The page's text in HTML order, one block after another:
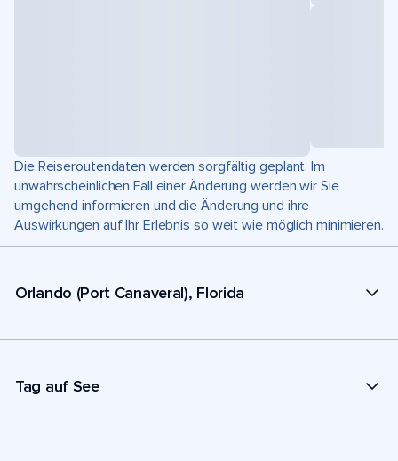
Die Reiseroutendaten werden sorgfältig geplant. Im
unwahrscheinlichen Fall einer Änderung werden wir Sie
umgehend informieren und die Änderung und ihre
Auswirkungen auf Ihr Erlebnis so weit wie möglich minimieren.
Orlando (Port Canaveral), Florida
Tag auf See